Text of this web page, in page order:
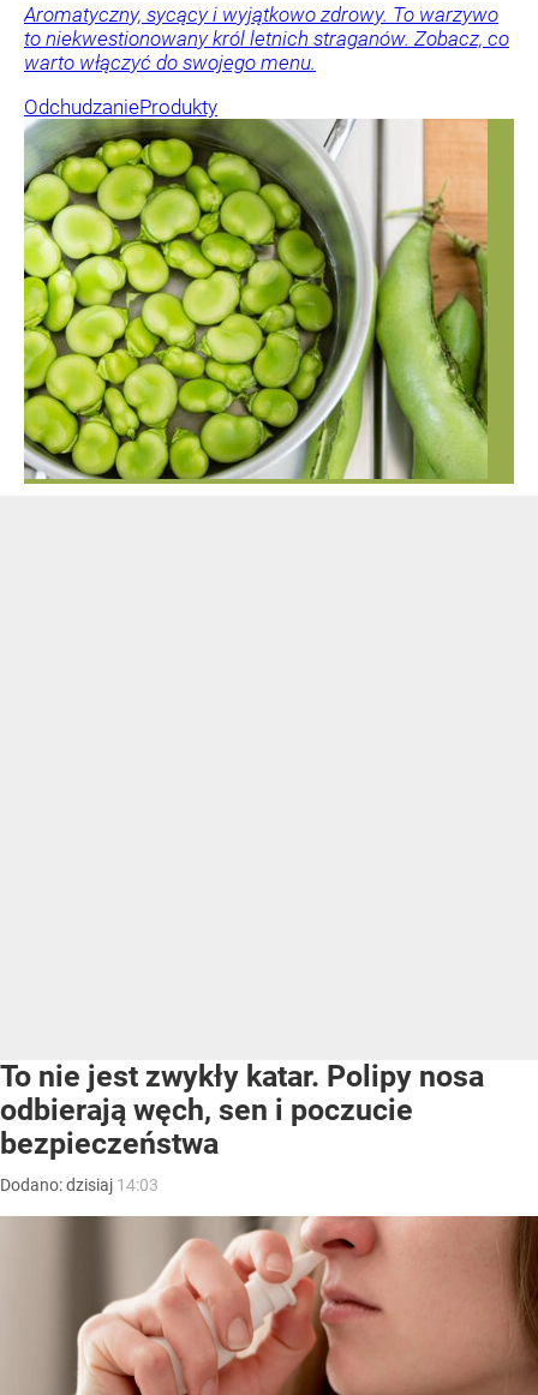
Aromatyczny, sycący i wyjątkowo zdrowy. To warzywo
to niekwestionowany król letnich straganów. Zobacz, co
warto włączyć do swojego menu.
OdchudzanieProdukty
To nie jest zwykły katar. Polipy nosa
odbierają węch, sen i poczucie
bezpieczeństwa
Dodano:dzisiaj 14:03